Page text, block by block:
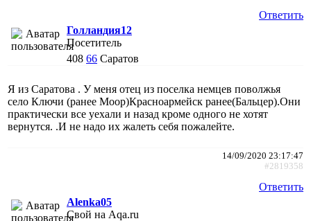
Ответить
Голландия12
Посетитель
408 66 Саратов
Я из Саратова . У меня отец из поселка немцев поволжья
село Ключи (ранее Моор)Красноармейск ранее(Бальцер).Они
практически все уехали и назад кроме одного не хотят
вернутся. .И не надо их жалеть себя пожалейте.
14/09/2020 23:17:47
#2819358
Ответить
Alenka05
Свой на Aqa.ru